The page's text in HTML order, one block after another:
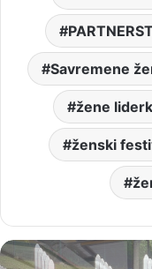
Savremene
žene
ženski